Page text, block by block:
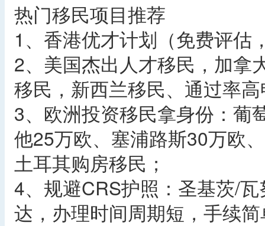
热门移民项目推荐
1、香港优才计划（免费评估
2、美国杰出人才移民，加拿
移民，新西兰移民、通过率
3、欧洲投资移民拿身份：葡
他25万欧、塞浦路斯30万欧
土耳其购房移民；
4、规避CRS护照：圣基茨/
达，办理时间周期短，手续